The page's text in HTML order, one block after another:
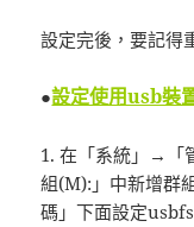
設定完後，要記得
●設定使用usb裝
1. 在「系統」→「
組(M):」中新增群
碼」下面設定